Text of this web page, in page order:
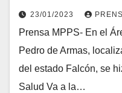
23/01/2023
Prensa MPPS- En el
Pedro de Armas,
del estado Falcón, se
Salud Va a la…